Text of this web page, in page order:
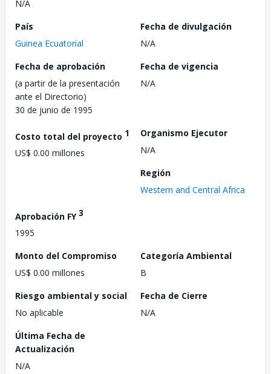
N/A
País
Guinea Ecuatorial
Fecha de divulgación
N/A
Fecha de aprobación
(a partir de la presentación
ante el Directorio)
30 de junio de 1995
Fecha de vigencia
N/A
Costo total del proyecto 1
US$ 0.00 millones
Organismo Ejecutor
N/A
Región
Western and Central Africa
Aprobación FY3
1995
Monto del Compromiso
US$ 0.00 millones
Categoría Ambiental
B
Riesgo ambiental y social
No aplicable
Fecha de Cierre
N/A
Última Fecha de
Actualización
N/A